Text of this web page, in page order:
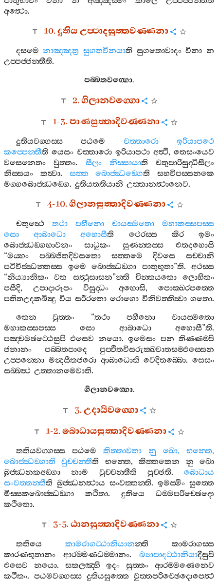
අත්‍ථො.
10.දුතියඋප‍්පාදසුත‍්තවණ‍්ණනා
දසමෙ නාඤ‍්ඤත්‍ර සුගතවිනයාති සුගතොවාදං විනා න
උප‍්පජ‍්ජන‍්තීති.
පබ‍්බතවග‍්ගො.
2.ගිලානවග‍්ගො
1-3.පාණසුත‍්තාදිවණ‍්ණනා
දුතියවග‍්ගස‍්ස පඨමෙ චත‍්තාරො
ඉරියාපථෙ
කප‍්පෙන‍්තීති යෙසං චත‍්තාරො ඉරියාපථා අත්‍ථි, තෙසංයෙව
වසෙනෙතං
වුත‍්තං. සීලං නිස‍්සායාති
චතුපාරිසුද‍්ධිසීලං
නිස‍්සයං
කත්‍වා. සත‍්ත බොජ‍්ඣඞ‍්ගෙති
සහවිපස‍්සනකෙ
මග‍්ගබොජ‍්ඣඞ‍්ගෙ. දුතියතතියානි උත‍්තානත්‍ථානෙව.
4-10.ගිලානසුත‍්තාදිවණ‍්ණනා
චතුත්‍ථෙ තථා පහීනො චායස‍්මතො
මහාකස‍්සපස‍්ස
සො
ආබාධො අහොසීති ථෙරස‍්ස කිර
ඉමං
බොජ‍්ඣඞ‍්ගභාවනං
සාධුකං සුණන‍්තස‍්ස
එතදහොසි
“මය‍්හං පබ‍්බජිතදිවසතො සත‍්තමෙ දිවසෙ
සච‍්චානි
පටිවිජ‍්ඣන‍්තස‍්ස
ඉමෙ බොජ‍්ඣඞ‍්ගා පාතුභූතා”ති. අථස‍්ස
“නිය්‍යානිකං වත සත්‍ථුසාසන”න‍්ති චින‍්තයතො
ලොහිතං
පසීදි, උපාදාරූපං විසුද‍්ධං අහොසි, පොක‍්ඛරපත‍්තෙ
පතිතඋදකබින්‍දු විය සරීරතො රොගො විනිවත‍්තිත්‍වා ගතො.
තෙන
වුත‍්තං “තථා පහීනො
චායස‍්මතො
මහාකස‍්සපස‍්ස
සො ආබාධො අහොසී”ති.
පඤ‍්චමඡට‍්ඨෙසුපි එසෙව නයො.ඉමෙසං පන තිණ‍්ණම‍්පි
ජනානං
පබ‍්බතපාදෙ
පුප‍්ඵිතවිසරුක‍්ඛවාතසම‍්ඵස‍්සෙන
උප‍්පන‍්නො මන්‍දසීතජරො ආබාධොති වෙදිතබ‍්බො. සෙසං
සබ‍්බත්‍ථ උත‍්තානමෙවාති.
ගිලානවග‍්ගො.
3.උදායිවග‍්ගො
1-2.බොධායසුත‍්තාදිවණ‍්ණනා
තතියවග‍්ගස‍්ස පඨමෙ කිත‍්තාවතා නු ඛො,භන‍්තෙ,
බොජ‍්ඣඞ‍්ගාති
වුච‍්චන‍්තීති භන‍්තෙ,කිත‍්තකෙන නු
ඛො
බුජ‍්ඣනකඅඞ‍්ගා
නාම වුච‍්චන‍්තීති පුච‍්ඡති. බොධාය
සංවත‍්තන‍්තීති බුජ‍්ඣනත්‍ථාය සංවත‍්තන‍්ති. ඉමස‍්මිං සුත‍්තෙ
මිස‍්සකබොජ‍්ඣඞ‍්ගා
කථිතා. දුතියෙ
ධම‍්මපරිච‍්ඡෙදො
කථිතො.
3-5.ඨානසුත‍්තාදිවණ‍්ණනා
තතියෙ කාමරාගට‍්ඨානියානන‍්ති
කාමරාගස‍්ස
කාරණභූතානං
ආරම‍්මණධම‍්මානං. බ්‍යාපාදට‍්ඨානියාදීසුපි
එසෙව
නයො. සකලඤ‍්හි ඉදං සුත‍්තං
ආරම‍්මණෙනෙව
කථිතං. පඨමවග‍්ගස‍්ස දුතියසුත‍්තෙ වුත‍්තපරිච‍්ඡෙදොපෙත්‍ථ